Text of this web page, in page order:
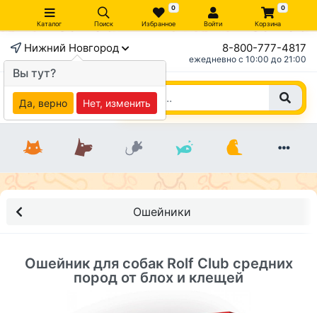
Каталог Поиск
0
Избранное Войти
0
Корзина
Нижний Новгород 8-800-777-4817
ежедневно c 10:00 до 21:00
Ошейники
Ошейник для собак Rolf Club средних
пород от блох и клещей
×
Вы тут?
Да, верно Нет, изменить